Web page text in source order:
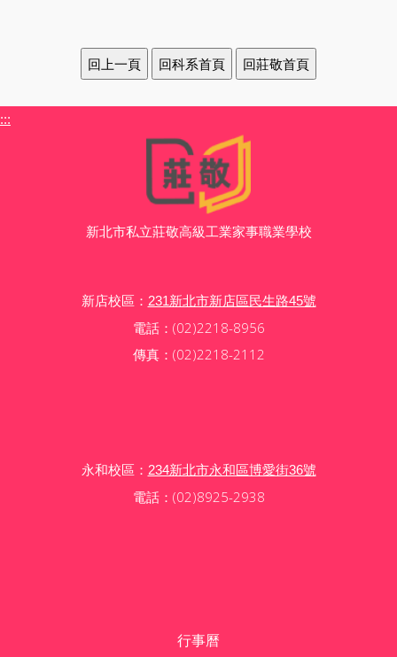
:::
新北市私立莊敬高級工業家事職業學校
新店校區： 231新北市新店區民生路45號
電話：(02)2218-8956
傳真：(02)2218-2112
永和校區： 234新北市永和區博愛街36號
電話：(02)8925-2938
行事曆